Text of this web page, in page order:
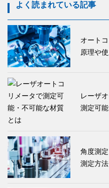
よく読まれている記事
オート
原理や
レーザ
測定可
角度測
測定方